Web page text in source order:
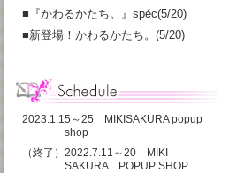
■ 『かわるかたち。』spéc(5/20)
■新登場！かわるかたち。(5/20)
2023.1.15～25 MIKISAKURA popup
shop
（終了）2022.7.11～20 MIKI
SAKURA POPUP SHOP